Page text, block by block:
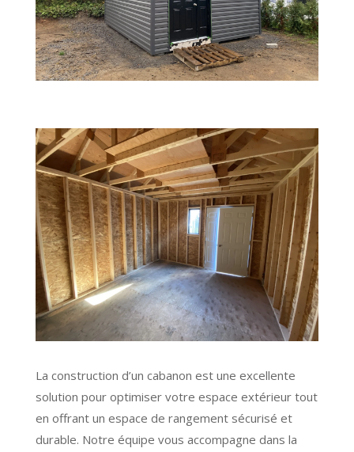
La construction d’un cabanon est une excellente
solution pour optimiser votre espace extérieur tout
en offrant un espace de rangement sécurisé et
durable. Notre équipe vous accompagne dans la